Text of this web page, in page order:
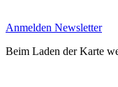
Anmelden Newsletter
Beim Laden der Karte